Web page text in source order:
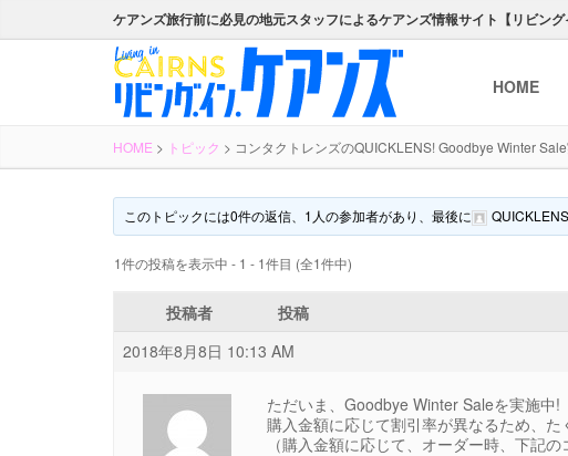
ケアンズ旅行前に必見の地元スタッフによるケアンズ情報サイト【リビン
HOME
HOME > トピック > コンタクトレンズのQUICKLENS! Goodbye Winter
このトピックには0件の返信、1人の参加者があり、最後に QUICKLENS
1件の投稿を表示中 - 1 - 1件目 (全1件中)
投稿者
投稿
2018年8月8日 10:13 AM
ただいま、Goodbye Winter Saleを実施中!
購入金額に応じて割引率が異なるため、
（購入金額に応じて、オーダー時、下記